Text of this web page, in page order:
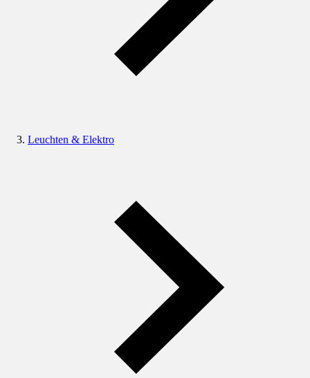
Leuchten & Elektro